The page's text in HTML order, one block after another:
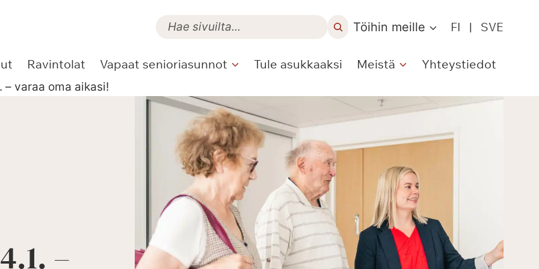
Töihin meille FI | SVE
Ravintolat Vapaat senioriasunnot Tule asukkaaksi Meistä Yhteystiedot
– varaa oma aikasi!
–